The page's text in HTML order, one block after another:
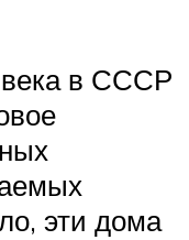
в СССР
эти дома